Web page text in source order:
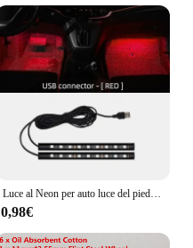
Luce al Neon per auto luce del piede LED decorazione d'interni retroilluminazione accendisigari USB atmosfera lampada accessori per veicoli
0,98€